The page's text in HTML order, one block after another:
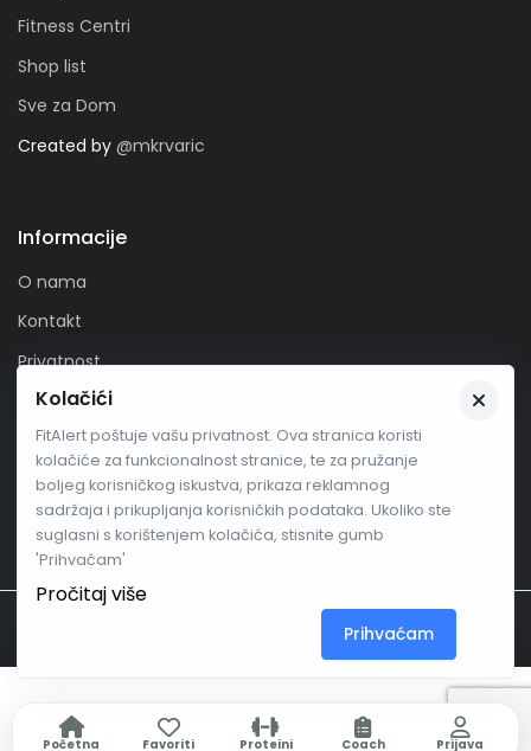
Početna Favoriti Proteini Coach Prijava
Fitness Centri
Shop list
Sve za Dom
Created by @mkrvaric
Informacije
O nama
Kontakt
Privatnost
Zaprati nas
© Fitalert 2026.
Kolačići
FitAlert poštuje vašu privatnost. Ova stranica koristi
kolačiće za funkcionalnost stranice, te za pružanje
boljeg korisničkog iskustva, prikaza reklamnog
sadržaja i prikupljanja korisničkih podataka. Ukoliko ste
suglasni s korištenjem kolačića, stisnite gumb
'Prihvaćam'
Pročitaj više
Prihvaćam